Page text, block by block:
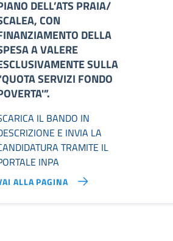
DELL’ATS PRAIA/
CON
DELLA
A VALERE
SULLA
SERVIZI FONDO
IL BANDO IN
E INVIA LA
TRAMITE IL
INPA
ALLA PAGINA